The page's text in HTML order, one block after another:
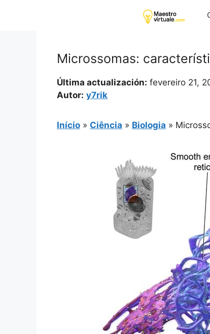
Microssomas:
Última actualización: fevereiro 21,
Autor: y7rik
Início » Ciência » Biologia »